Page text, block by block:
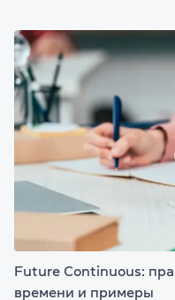
Future Continuous:
времени и примеры